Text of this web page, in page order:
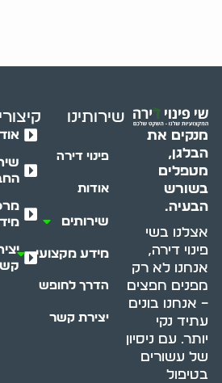
מנקים את
הבלגן,
מטפלים
בשורש
הבעיה.
אצלנו בשי
פינוי דירה,
אנחנו לא רק
מפנים חפצים
– אנחנו בונים
עתיד נקי
יותר. עם ניסיון
של עשורים
בטיפול
שירותינו
פינוי דירה
אודות
שירותים
מידע מקצועי
הדרך לחופש
יצירת קשר